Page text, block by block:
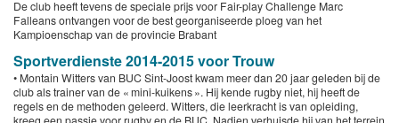
De club heeft tevens de speciale prijs voor Fair-play Challenge Marc
Falleans ontvangen voor de best georganiseerde ploeg van het
Kampioenschap van de provincie Brabant
Sportverdienste 2014-2015 voor Trouw
• Montain Witters van BUC Sint-Joost kwam meer dan 20 jaar geleden bij de
club als trainer van de « mini-kuikens ». Hij kende rugby niet, hij heeft de
regels en de methoden geleerd. Witters, die leerkracht is van opleiding,
kreeg een passie voor rugby en de BUC. Nadien verhuisde hij van het terrein